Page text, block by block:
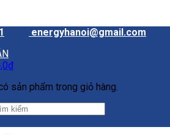
energyhanoi@gmail.com
₫
sản phẩm trong giỏ hàng.